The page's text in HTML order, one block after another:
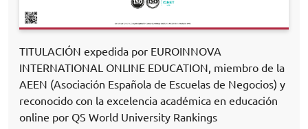
TITULACIÓN expedida por EUROINNOVA
INTERNATIONAL ONLINE EDUCATION, miembro de la
AEEN (Asociación Española de Escuelas de Negocios) y
reconocido con la excelencia académica en educación
online por QS World University Rankings